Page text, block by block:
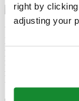
right by
adjusting your
Часовой
Nivachron™.
разработан для
магнитных полей.
вклад в
часов.